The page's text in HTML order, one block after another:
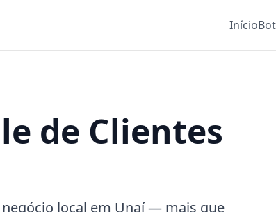
Início
de Clientes
local em Unaí — mais que